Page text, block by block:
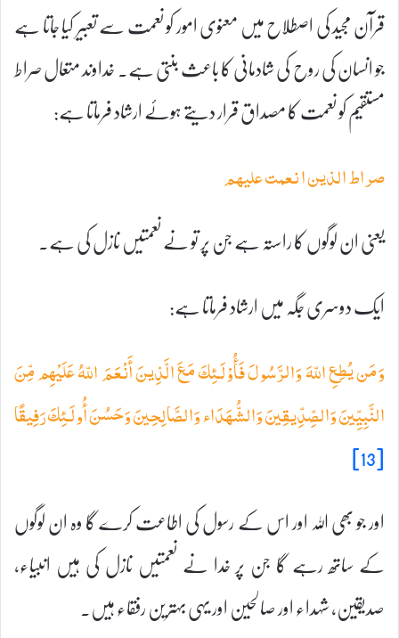
قرآن مجید کی اصطلاح میں معنوی امور کو نعمت سے تعبیر کیا جاتا ہے
جو انسان کی روح کی شادمانی کا باعث بنتی ہے۔ خداوند متعال صراط
مستقیم کو نعمت کا مصداق قرار دیتے ہوئے ارشاد فرماتا ہے:
صراط الذین انعمت علیہم
یعنی ان لوگوں کا راستہ ہے جن پر تو نے نعمتیں نازل کی ہے۔
ایک دوسری جگہ میں ارشاد فرماتا ہے:
وَمَن يُطِعِ اللّهَ وَالرَّسُولَ فَأُوْلَـئِكَ مَعَ الَّذِينَ أَنْعَمَ اللّهُ عَلَيْهِم مِّنَ
النَّبِيِّينَ وَالصِّدِّيقِينَ وَالشُّهَدَاء وَالصَّالِحِينَ وَحَسُنَ أُولَـئِكَ رَفِيقًا
[13]
اور جو بھی اللہ اور اس کے رسول کی اطاعت کرے گا وہ ان لوگوں
کے ساتھ رہے گا جن پر خدا نے نعمتیں نازل کی ہیں انبیاء،
صدیقین، شہداء اور صالحین اور یہی بہترین رفقاء ہیں۔